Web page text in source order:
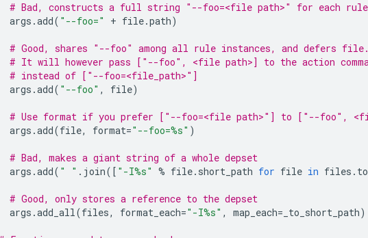
# Bad, constructs a full string "--foo=<file path>" for each rule
args .add( "--foo=" + file.path)
# Good, shares "--foo" among all rule instances, and defers
# It will however pass ["--foo", <file path>] to the action
# instead of ["--foo=<file_path>"]
args .add( "--foo" , file)
# Use format if you prefer ["--foo=<file path>"] to ["--foo",
args .add(file, format="--foo=%s" )
# Bad, makes a giant string of a whole depset
args .add( " " . join([ "-I%s" % file. short_path for file in files .
# Good, only stores a reference to the depset
args .add_all(files, format_each="-I%s" , map_each= _to_short_path)